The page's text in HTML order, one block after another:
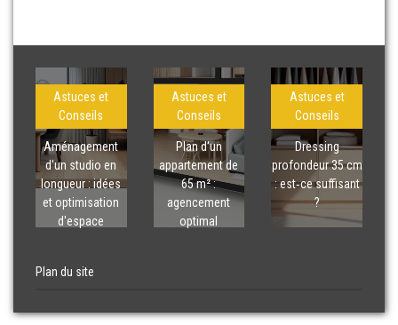
Astuces et
Conseils
Aménagement
d'un studio en
longueur : idées
et optimisation
d'espace
Astuces et
Conseils
Plan d'un
appartement de
65 m² :
agencement
optimal
Astuces et
Conseils
Dressing
profondeur 35 cm
: est‑ce suffisant
?
Plan du site